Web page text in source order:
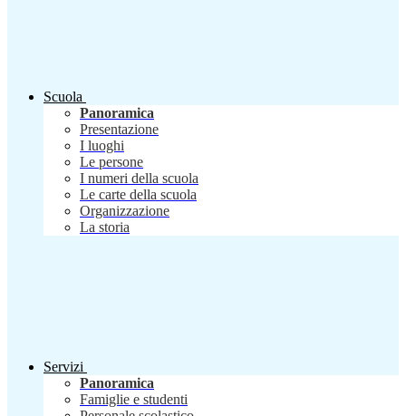
Scuola
Panoramica
Presentazione
I luoghi
Le persone
I numeri della scuola
Le carte della scuola
Organizzazione
La storia
Servizi
Panoramica
Famiglie e studenti